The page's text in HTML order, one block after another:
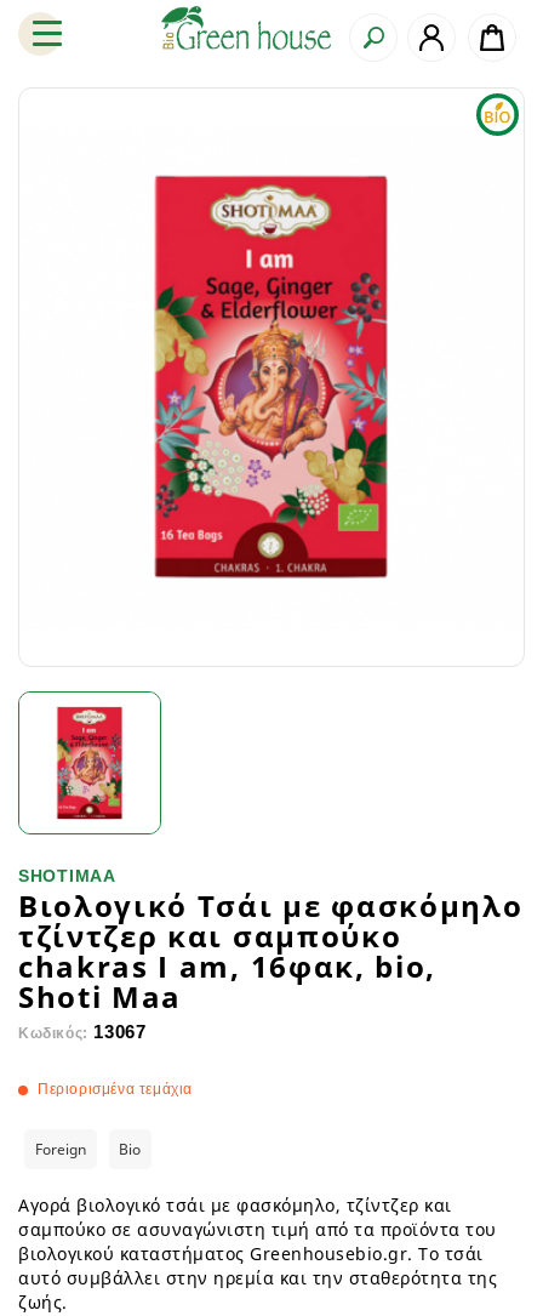
SHOTIMAA
Βιολογικό Τσάι με φασκόμηλο
τζίντζερ και σαμπούκο
chakras I am, 16φακ, bio,
Shoti Maa
Κωδικός: 13067
Περιορισμένα τεμάχια
Foreign Bio
Αγορά βιολογικό τσάι με φασκόμηλο, τζίντζερ και
σαμπούκο σε ασυναγώνιστη τιμή από τα προϊόντα του
βιολογικού καταστήματος Greenhousebio.gr. Το τσάι
αυτό συμβάλλει στην ηρεμία και την σταθερότητα της
ζωής.